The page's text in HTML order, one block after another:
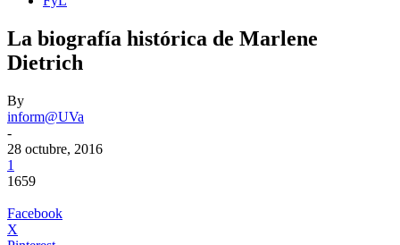
La biografía histórica de Marlene
Dietrich
By
inform@UVa
-
28 octubre, 2016
1
1659
Facebook
X